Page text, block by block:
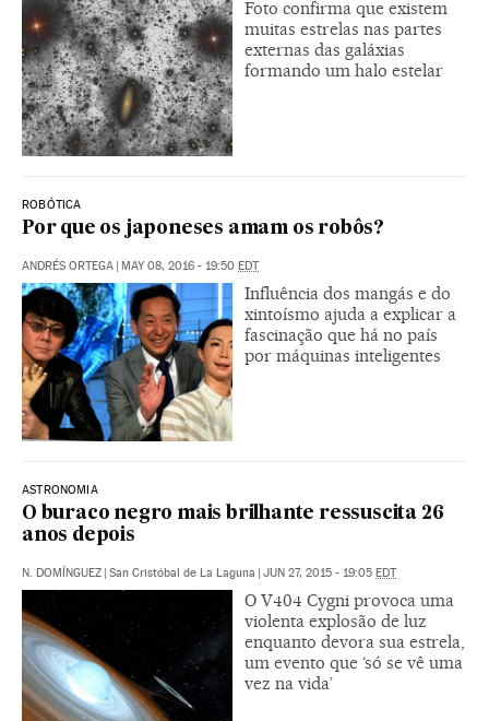
Foto confirma que existem
muitas estrelas nas partes
externas das galáxias
formando um halo estelar
ROBÓTICA
Por que os japoneses amam os robôs?
ANDRÉS ORTEGA | MAY 08, 2016 - 19:50 EDT
Influência dos mangás e do
xintoísmo ajuda a explicar a
fascinação que há no país
por máquinas inteligentes
ASTRONOMIA
O buraco negro mais brilhante ressuscita 26
anos depois
N. DOMÍNGUEZ | San Cristóbal de La Laguna | JUN 27, 2015 - 19:05 EDT
O V404 Cygni provoca uma
violenta explosão de luz
enquanto devora sua estrela,
um evento que ‘só se vê uma
vez na vida’